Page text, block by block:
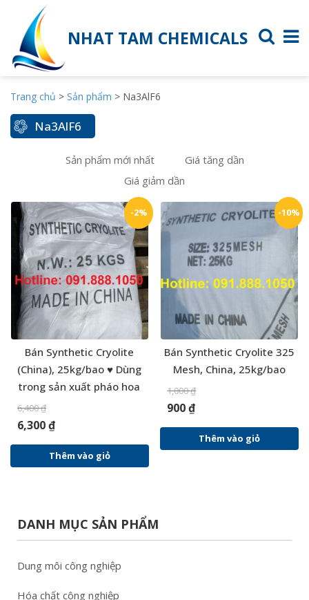
NHAT TAM CHEMICALS
Trang chủ > Sản phẩm > Na3AlF6
Na3AlF6
Sản phẩm mới nhất
Giá tăng dần
Giá giảm dần
-2%
Bán Synthetic Cryolite
(China), 25kg/bao ♥ Dùng
trong sản xuất pháo hoa
6,400₫
6,300₫
Thêm vào giỏ
-10%
Bán Synthetic Cryolite 325
Mesh, China, 25kg/bao
1,000₫
900₫
Thêm vào giỏ
DANH MỤC SẢN PHẨM
Dung môi công nghiệp
Hóa chất công nghiệp